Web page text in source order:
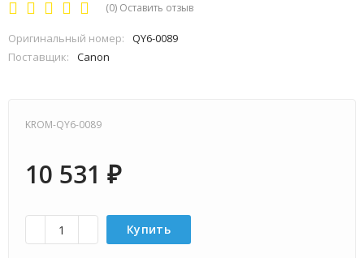
(0) Оставить отзыв
Оригинальный номер:
QY6-0089
Поставщик:
Canon
KROM-QY6-0089
10 531 ₽
Купить